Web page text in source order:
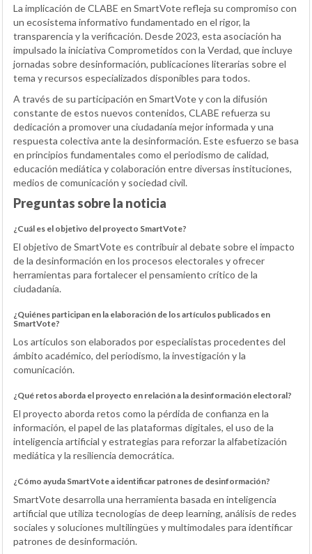
La implicación de CLABE en SmartVote refleja su compromiso con
un ecosistema informativo fundamentado en el rigor, la
transparencia y la verificación. Desde 2023, esta asociación ha
impulsado la iniciativa Comprometidos con la Verdad, que incluye
jornadas sobre desinformación, publicaciones literarias sobre el
tema y recursos especializados disponibles para todos.
A través de su participación en SmartVote y con la difusión
constante de estos nuevos contenidos, CLABE refuerza su
dedicación a promover una ciudadanía mejor informada y una
respuesta colectiva ante la desinformación. Este esfuerzo se basa
en principios fundamentales como el periodismo de calidad,
educación mediática y colaboración entre diversas instituciones,
medios de comunicación y sociedad civil.
Preguntas sobre la noticia
¿Cuál es el objetivo del proyecto SmartVote?
El objetivo de SmartVote es contribuir al debate sobre el impacto
de la desinformación en los procesos electorales y ofrecer
herramientas para fortalecer el pensamiento crítico de la
ciudadanía.
¿Quiénes participan en la elaboración de los artículos publicados en
SmartVote?
Los artículos son elaborados por especialistas procedentes del
ámbito académico, del periodismo, la investigación y la
comunicación.
¿Qué retos aborda el proyecto en relación a la desinformación electoral?
El proyecto aborda retos como la pérdida de confianza en la
información, el papel de las plataformas digitales, el uso de la
inteligencia artificial y estrategias para reforzar la alfabetización
mediática y la resiliencia democrática.
¿Cómo ayuda SmartVote a identificar patrones de desinformación?
SmartVote desarrolla una herramienta basada en inteligencia
artificial que utiliza tecnologías de deep learning, análisis de redes
sociales y soluciones multilingües y multimodales para identificar
patrones de desinformación.